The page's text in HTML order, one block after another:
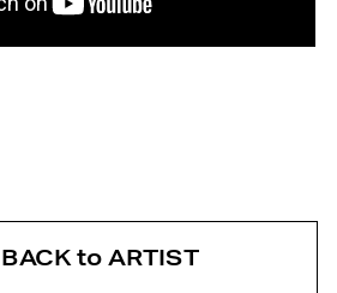
BACK to ARTIST